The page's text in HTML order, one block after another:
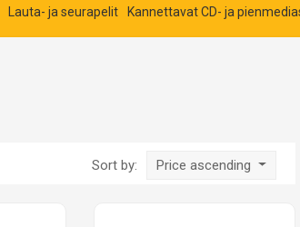
Lauta- ja seurapelit Kannettavat CD- ja
Sort by: Price ascending